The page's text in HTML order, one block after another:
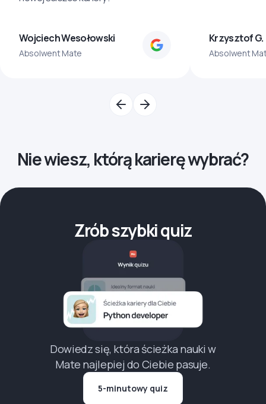
Wojciech Wesołowski
Absolwent Mate
Krzysztof G.
Absolwent
Nie wiesz, którą karierę wybrać?
Zrób szybki quiz
Dowiedz się, która ścieżka nauki w
Mate najlepiej do Ciebie pasuje.
5-minutowy quiz